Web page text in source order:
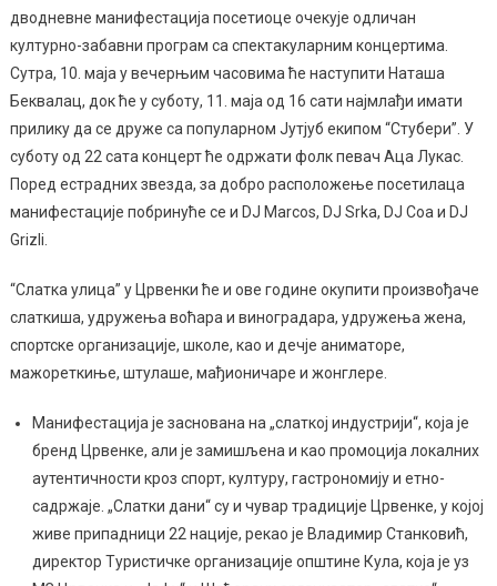
дводневне манифестација посетиоце очекује одличан
културно-забавни програм са спектакуларним концертима.
Сутра, 10. маја у вечерњим часовима ће наступити Наташа
Беквалац, док ће у суботу, 11. маја од 16 сати најмлађи имати
прилику да се друже са популарном Јутјуб екипом “Стубери”. У
суботу од 22 сата концерт ће одржати фолк певач Аца Лукас.
Поред естрадних звезда, за добро расположење посетилаца
манифестације побринуће се и DJ Marcos, DJ Srka, DJ Coa и DJ
Grizli.
“Слатка улица” у Црвенки ће и ове године окупити произвођаче
слаткиша, удружења воћара и виноградара, удружења жена,
спортске организације, школе, као и дечје аниматоре,
мажореткиње, штулаше, мађионичаре и жонглере.
Манифестација је заснована на „слаткој индустрији“, која је
бренд Црвенке, али је замишљена и као промоција локалних
аутентичности кроз спорт, културу, гастрономију и етно-
садржаје. „Слатки дани“ су и чувар традиције Црвенке, у којој
живе припадници 22 нације, рекао је Владимир Станковић,
директор Туристичке организације општине Кула, која је уз